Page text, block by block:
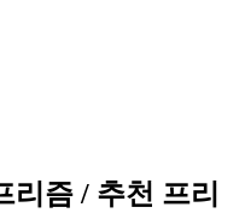
리즘 / 추천 프리